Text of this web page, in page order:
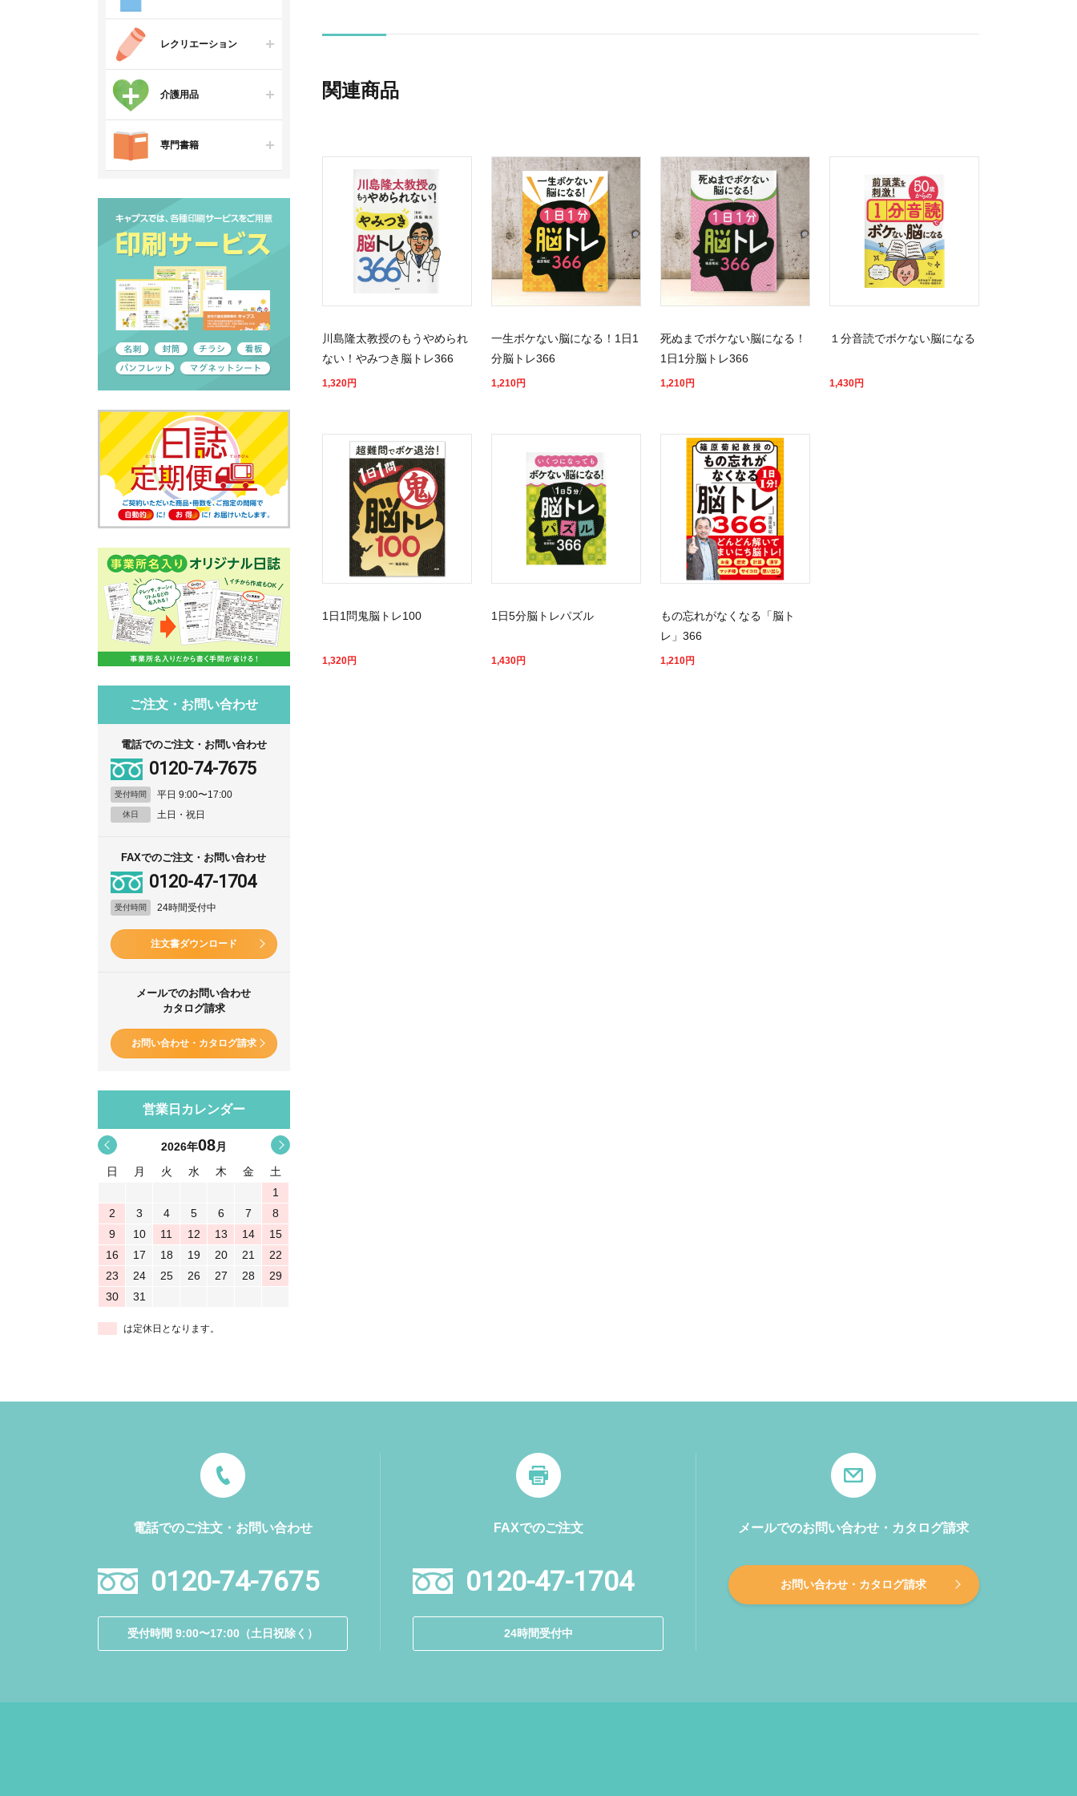
レクリエーション
介護用品
専門書籍
ご注文・お問い合わせ
電話でのご注文・お問い合わせ
0120-74-7675
受付時間 平日 9:00〜17:00
休日 土日・祝日
FAXでのご注文・お問い合わせ
0120-47-1704
受付時間 24時間受付中
注文書ダウンロード
メールでのお問い合わせ
カタログ請求
お問い合わせ・カタログ請求
営業日カレンダー
< >
2026年08月
日
月 火 水 木 金
土
1
2
3 4 5 6 7
8
9
10 11 12 13 14
15
16
17 18 19 20 21
22
23
24 25 26 27 28
29
30
31
は定休日となります。
関連商品
川島隆太教授のもうやめられ
ない！やみつき脳トレ366
1,320円
一生ボケない脳になる！1日1
分脳トレ366
1,210円
死ぬまでボケない脳になる！
1日1分脳トレ366
1,210円
１分音読でボケない脳になる
1,430円
1日1問鬼脳トレ100
1,320円
1日5分脳トレパズル
1,430円
もの忘れがなくなる「脳ト
レ」366
1,210円
電話でのご注文・お問い合わせ
0120-74-7675
受付時間 9:00〜17:00（土日祝除く）
FAXでのご注文
0120-47-1704
24時間受付中
メールでのお問い合わせ・カタログ請求
お問い合わせ・カタログ請求